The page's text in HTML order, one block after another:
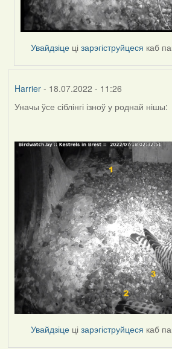
Увайдзіце цізарэгіструйцеся каб
Harrier- 18.07.2022 - 11:26
Уначы ўсе сіблінгі ізноў у роднай нішы:
Увайдзіце цізарэгіструйцеся каб